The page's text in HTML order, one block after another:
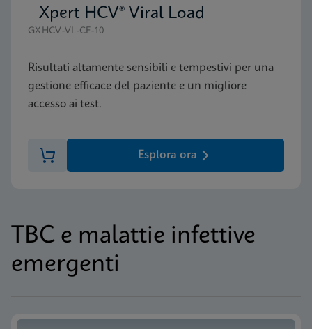
Xpert HCV® Viral Load
GXHCV-VL-CE-10
Risultati altamente sensibili e tempestivi per una
gestione efficace del paziente e un migliore
accesso ai test.
Esplora ora
TBC e malattie infettive
emergenti